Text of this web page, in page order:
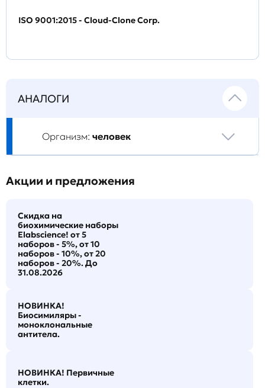
ISO 9001:2015 - Cloud-Clone Corp.
АНАЛОГИ
Организм: человек
Акции и предложения
Скидка на
биохимические наборы
Elabscience! от 5
наборов - 5%, от 10
наборов - 10%, от 20
наборов - 20%. До
31.08.2026
НОВИНКА!
Биосимиляры -
моноклональные
антитела.
НОВИНКА! Первичные
клетки.